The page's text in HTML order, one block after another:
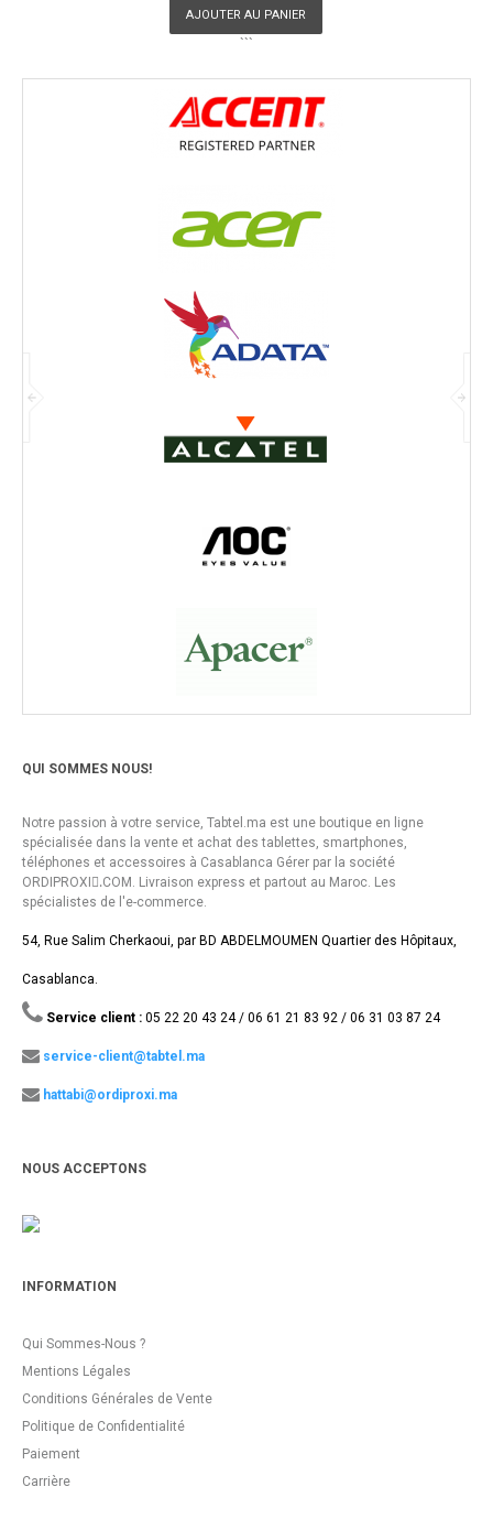
AJOUTER AU PANIER
```
QUI SOMMES NOUS!
Notre passion à votre service, Tabtel.ma est une boutique en ligne
spécialisée dans la vente et achat des tablettes, smartphones,
téléphones et accessoires à Casablanca Gérer par la société
ORDIPROXI.ِCOM. Livraison express et partout au Maroc. Les
spécialistes de l'e-commerce.
54, Rue Salim Cherkaoui, par BD ABDELMOUMEN Quartier des Hôpitaux,
Casablanca.
Service client : 05 22 20 43 24 / 06 61 21 83 92 / 06 31 03 87 24
service-client@tabtel.ma
hattabi@ordiproxi.ma
NOUS ACCEPTONS
INFORMATION
Qui Sommes-Nous ?
Mentions Légales
Conditions Générales de Vente
Politique de Confidentialité
Paiement
Carrière